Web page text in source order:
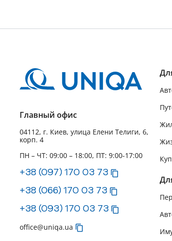
Главный офис
04112, г. Киев, улица Елени Телиги, 6,
корп. 4
ПН – ЧТ: 09:00 – 18:00, ПТ: 9:00-17:00
+38 (097) 170 03 73
+38 (066) 170 03 73
+38 (093) 170 03 73
office@uniqa.ua